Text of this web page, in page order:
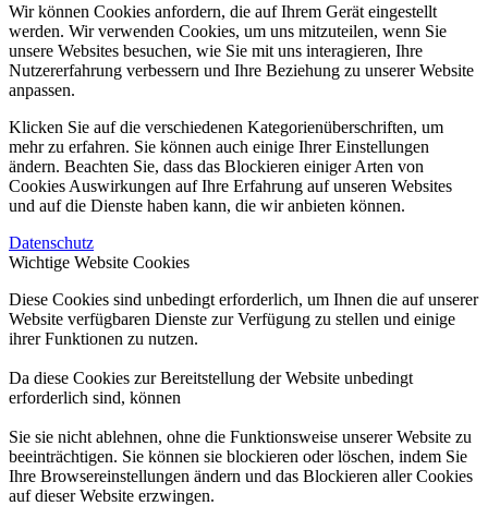
Wir können Cookies anfordern, die auf Ihrem Gerät eingestellt
werden. Wir verwenden Cookies, um uns mitzuteilen, wenn Sie
unsere Websites besuchen, wie Sie mit uns interagieren, Ihre
Nutzererfahrung verbessern und Ihre Beziehung zu unserer Website
anpassen.
Klicken Sie auf die verschiedenen Kategorienüberschriften, um
mehr zu erfahren. Sie können auch einige Ihrer Einstellungen
ändern. Beachten Sie, dass das Blockieren einiger Arten von
Cookies Auswirkungen auf Ihre Erfahrung auf unseren Websites
und auf die Dienste haben kann, die wir anbieten können.
Datenschutz
Wichtige Website Cookies
Diese Cookies sind unbedingt erforderlich, um Ihnen die auf unserer
Website verfügbaren Dienste zur Verfügung zu stellen und einige
ihrer Funktionen zu nutzen.
Da diese Cookies zur Bereitstellung der Website unbedingt
erforderlich sind, können
Sie sie nicht ablehnen, ohne die Funktionsweise unserer Website zu
beeinträchtigen. Sie können sie blockieren oder löschen, indem Sie
Ihre Browsereinstellungen ändern und das Blockieren aller Cookies
auf dieser Website erzwingen.